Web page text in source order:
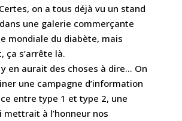
on a tous déjà vu un stand
une galerie commerçante
mondiale du diabète, mais
ça s’arrête là.
en aurait des choses à dire… On
une campagne d’information
entre type 1 et type 2, une
mettrait à l’honneur nos